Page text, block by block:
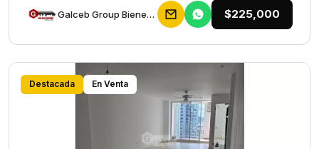
Galceb Group Bienes Raices $225,000
Destacada En Venta